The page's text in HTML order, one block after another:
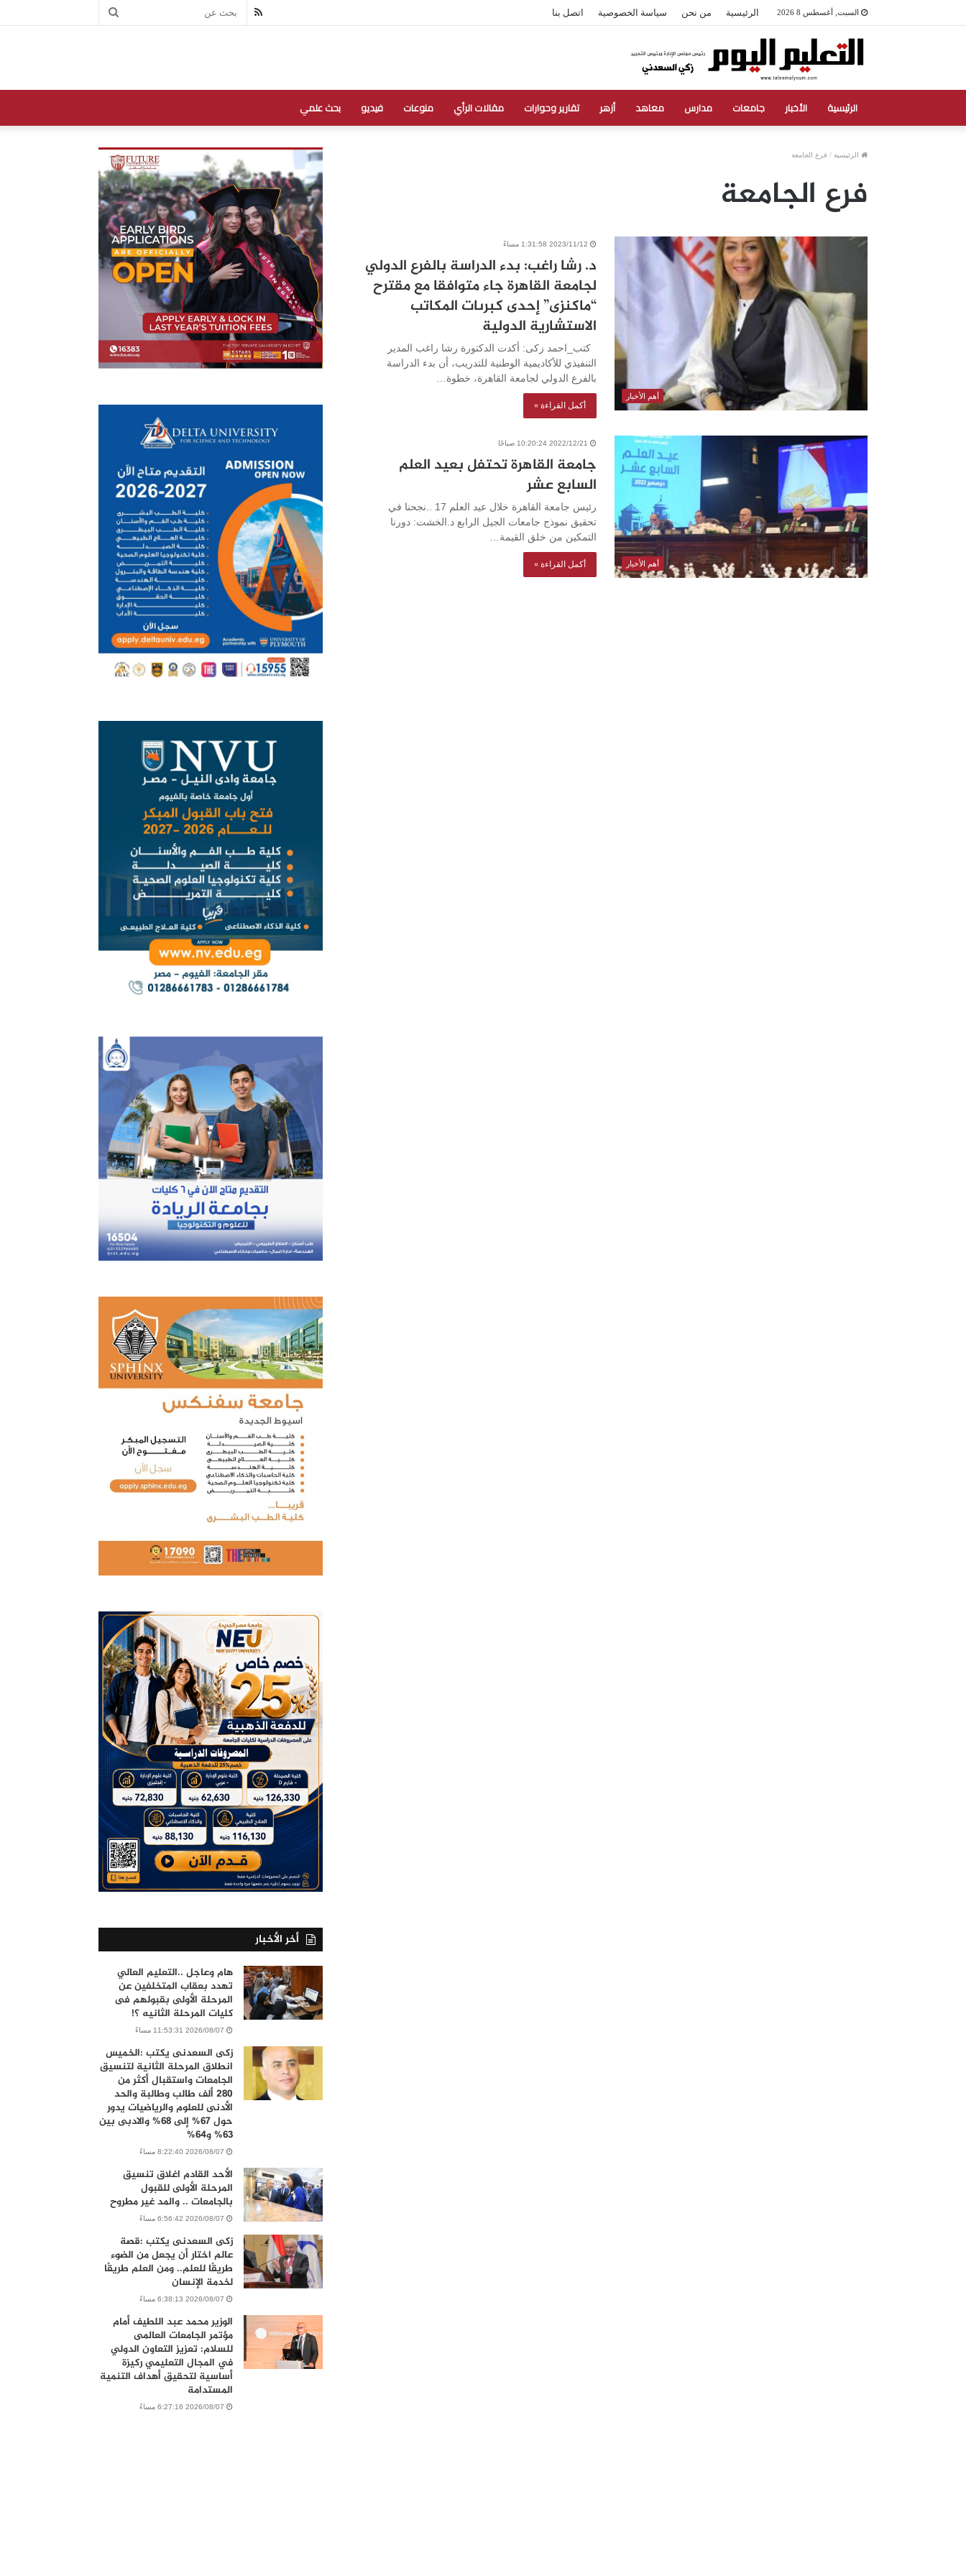
السبت, أغسطس 8 2026 الرئيسية من نحن سياسة الخصوصية اتصل بنا بحث RSS
الرئيسية الأخبار جامعات مدارس معاهد أزهر تقارير وحوارات مقالات الرأي منوعات فيديو بحث علمي
الرئيسية / فرع الجامعة
فرع الجامعة
أهم الأخبار
2023/11/12 1:31:58 مساءً
د. رشا راغب: بدء الدراسة بالفرع الدولي
لجامعة القاهرة جاء متوافقا مع مقترح
“ماكنزى” إحدى كبرىات المكاتب
الاستشارية الدولية
كتب_احمد زكى: أكدت الدكتورة رشا راغب المدير
التنفيذي للأكاديمية الوطنية للتدريب، أن بدء الدراسة
بالفرع الدولي لجامعة القاهرة، خطوة…
أكمل القراءة »
أهم الأخبار
2022/12/21 10:20:24 صباحًا
جامعة القاهرة تحتفل بعيد العلم
السابع عشر
رئيس جامعة القاهرة خلال عيد العلم 17 ..نجحنا في
تحقيق نموذج جامعات الجيل الرابع د.الخشت: دورنا
التمكين من خلق القيمة…
أكمل القراءة »
أخر الأخبار
هام وعاجل ..التعليم العالي
تهدد بعقاب المتخلفين عن
المرحلة الأولى بقبولهم فى
كليات المرحلة الثانيه ؟!
2026/08/07 11:53:31 مساءً
زكى السعدنى يكتب :الخميس
انطلاق المرحلة الثانية لتنسيق
الجامعات واستقبال أكثر من
280 ألف طالب وطالبة والحد
الأدنى للعلوم والرياضيات يدور
حول 67% إلى 68% والادبى بين
63% و64%
2026/08/07 8:22:40 مساءً
الأحد القادم اغلاق تنسيق
المرحلة الأولى للقبول
بالجامعات .. والمد غير مطروح
2026/08/07 6:56:42 مساءً
زكى السعدنى يكتب :قصة
عالم اختار أن يجعل من الضوء
طريقًا للعلم.. ومن العلم طريقًا
لخدمة الإنسان
2026/08/07 6:38:13 مساءً
الوزير محمد عبد اللطيف أمام
مؤتمر الجامعات العالمى
للسلام: تعزيز التعاون الدولي
في المجال التعليمي ركيزة
أساسية لتحقيق أهداف التنمية
المستدامة
2026/08/07 6:27:16 مساءً